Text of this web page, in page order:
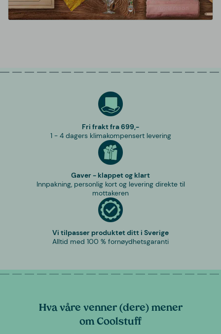
Fri frakt fra 699,-
1 - 4 dagers klimakompensert levering
Gaver - klappet og klart
Innpakning, personlig kort og levering direkte til
mottakeren
Vi tilpasser produktet ditt i Sverige
Alltid med 100 % fornøydhetsgaranti
Hva våre venner (dere) mener
om Coolstuff